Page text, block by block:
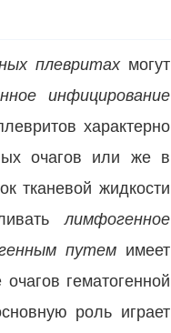
плевритах могут
инфицирование
характерно
очагов или же в
тканевой жидкости
лимфогенное
путем имеет
гематогенной
роль играет